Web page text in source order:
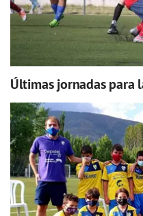
Últimas jornadas para